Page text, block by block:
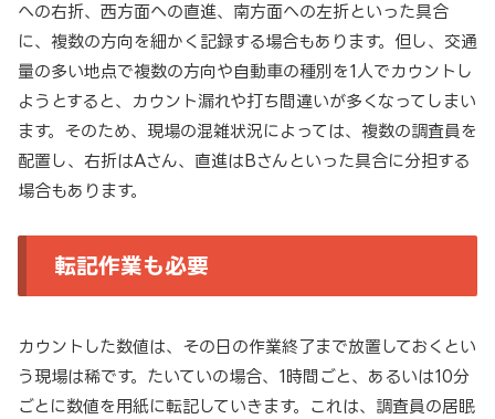
への右折、西方面への直進、南方面への左折といった具合
に、複数の方向を細かく記録する場合もあります。但し、交通
量の多い地点で複数の方向や自動車の種別を1人でカウントし
ようとすると、カウント漏れや打ち間違いが多くなってしまい
ます。そのため、現場の混雑状況によっては、複数の調査員を
配置し、右折はAさん、直進はBさんといった具合に分担する
場合もあります。
転記作業も必要
カウントした数値は、その日の作業終了まで放置しておくとい
う現場は稀です。たいていの場合、1時間ごと、あるいは10分
ごとに数値を用紙に転記していきます。これは、調査員の居眠